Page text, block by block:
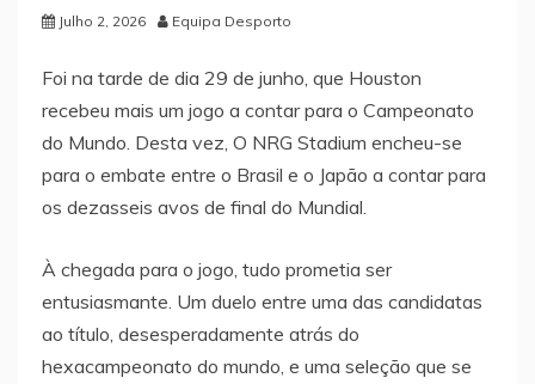
Julho 2, 2026 Equipa Desporto
Foi na tarde de dia 29 de junho, que Houston
recebeu mais um jogo a contar para o Campeonato
do Mundo. Desta vez, O NRG Stadium encheu-se
para o embate entre o Brasil e o Japão a contar para
os dezasseis avos de final do Mundial.
À chegada para o jogo, tudo prometia ser
entusiasmante. Um duelo entre uma das candidatas
ao título, desesperadamente atrás do
hexacampeonato do mundo, e uma seleção que se